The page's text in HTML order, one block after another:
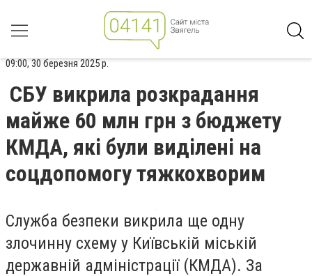
09:00, 30 березня 2025 р.
СБУ викрила розкрадання
майже 60 млн грн з бюджету
КМДА, які були виділені на
соцдопомогу тяжкохворим
Служба безпеки викрила ще одну
злочинну схему у Київській міській
державній адміністрації (КМДА). За